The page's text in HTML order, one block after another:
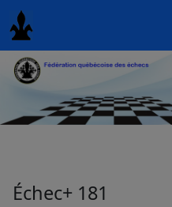
Échec+ 181